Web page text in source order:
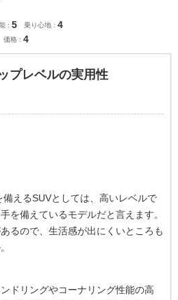
5 乗り心地 4
価格 4
プレベルの実用性
えるSUVとしては、高いレベルで
を備えているモデルだと言えます。
るので、生活感が出にくいところも
ドリングやコーナリング性能の高